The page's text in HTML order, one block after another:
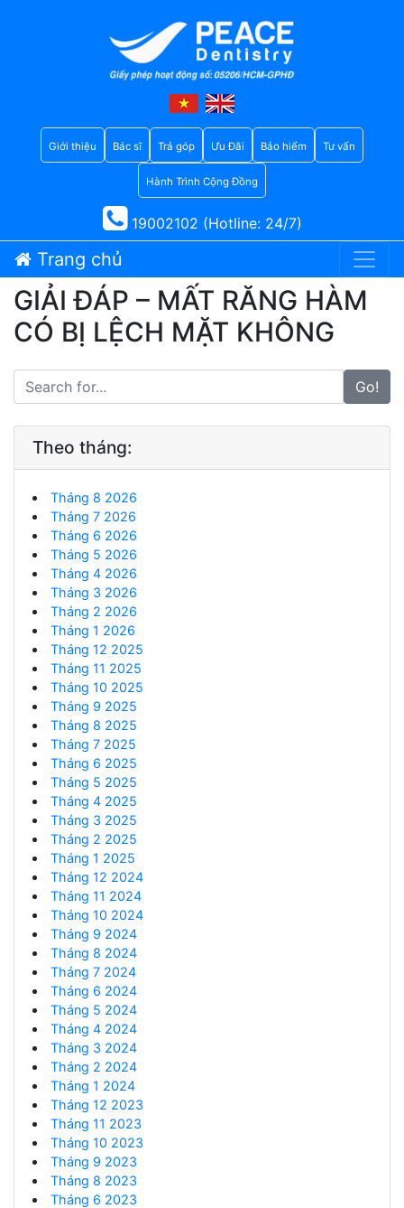
Giới thiệu Bác sĩ Trả góp Ưu Đãi Bảo hiểm Tư vấn
Hành Trình Cộng Đồng
19002102 (Hotline: 24/7)
Trang chủ
GIẢI ĐÁP – MẤT RĂNG HÀM
CÓ BỊ LỆCH MẶT KHÔNG
Go!
Theo tháng:
Tháng 8 2026
Tháng 7 2026
Tháng 6 2026
Tháng 5 2026
Tháng 4 2026
Tháng 3 2026
Tháng 2 2026
Tháng 1 2026
Tháng 12 2025
Tháng 11 2025
Tháng 10 2025
Tháng 9 2025
Tháng 8 2025
Tháng 7 2025
Tháng 6 2025
Tháng 5 2025
Tháng 4 2025
Tháng 3 2025
Tháng 2 2025
Tháng 1 2025
Tháng 12 2024
Tháng 11 2024
Tháng 10 2024
Tháng 9 2024
Tháng 8 2024
Tháng 7 2024
Tháng 6 2024
Tháng 5 2024
Tháng 4 2024
Tháng 3 2024
Tháng 2 2024
Tháng 1 2024
Tháng 12 2023
Tháng 11 2023
Tháng 10 2023
Tháng 9 2023
Tháng 8 2023
Tháng 6 2023